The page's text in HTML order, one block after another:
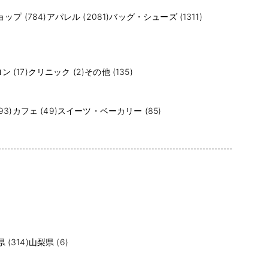
ップ (784)アパレル (2081)バッグ・シューズ (1311)
ン (17)クリニック (2)その他 (135)
カフェ (49)スイーツ・ベーカリー (85)
(314)山梨県 (6)